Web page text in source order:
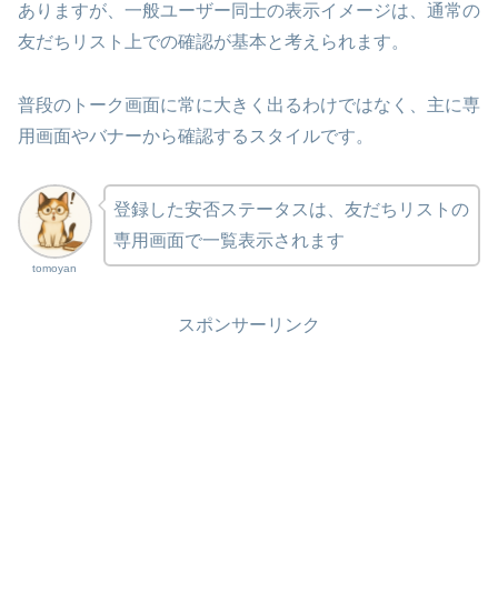
ありますが、一般ユーザー同士の表示イメージは、通常の
友だちリスト上での確認が基本と考えられます。
普段のトーク画面に常に大きく出るわけではなく、主に専
用画面やバナーから確認するスタイルです。
tomoyan
登録した安否ステータスは、友だちリストの
専用画面で一覧表示されます
スポンサーリンク